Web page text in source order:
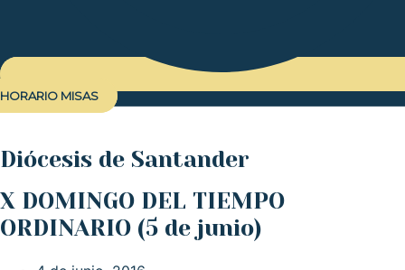
HORARIO MISAS
Diócesis de Santander
X DOMINGO DEL TIEMPO
ORDINARIO (5 de junio)